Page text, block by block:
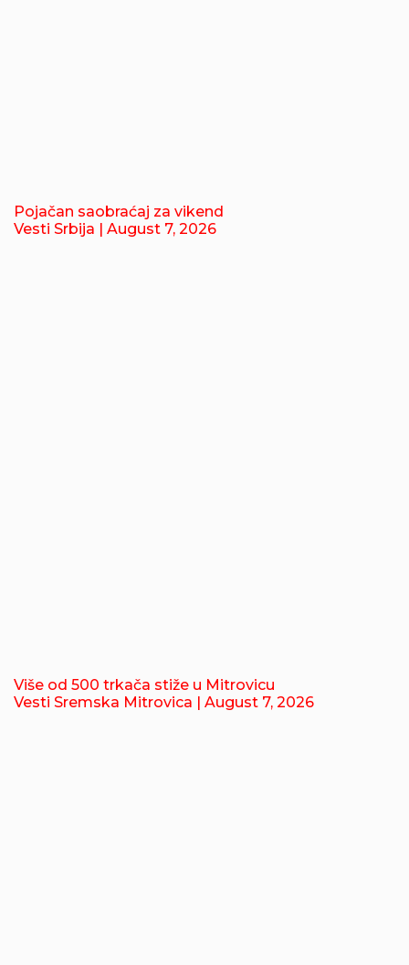
Pojačan saobraćaj za vikend
Vesti Srbija | August 7, 2026
Više od 500 trkača stiže u Mitrovicu
Vesti Sremska Mitrovica | August 7, 2026